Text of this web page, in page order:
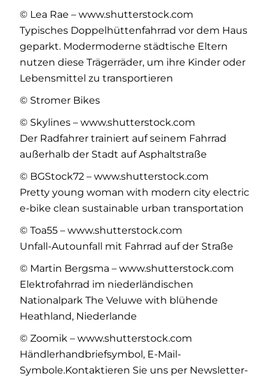
© Lea Rae – www.shutterstock.com
Typisches Doppelhüttenfahrrad vor dem Haus
geparkt. Modermoderne städtische Eltern
nutzen diese Trägerräder, um ihre Kinder oder
Lebensmittel zu transportieren
© Stromer Bikes
© Skylines – www.shutterstock.com
Der Radfahrer trainiert auf seinem Fahrrad
außerhalb der Stadt auf Asphaltstraße
© BGStock72 – www.shutterstock.com
Pretty young woman with modern city electric
e-bike clean sustainable urban transportation
© Toa55 – www.shutterstock.com
Unfall-Autounfall mit Fahrrad auf der Straße
© Martin Bergsma – www.shutterstock.com
Elektrofahrrad im niederländischen
Nationalpark The Veluwe with blühende
Heathland, Niederlande
© Zoomik – www.shutterstock.com
Händlerhandbriefsymbol, E-Mail-
Symbole.Kontaktieren Sie uns per Newsletter-